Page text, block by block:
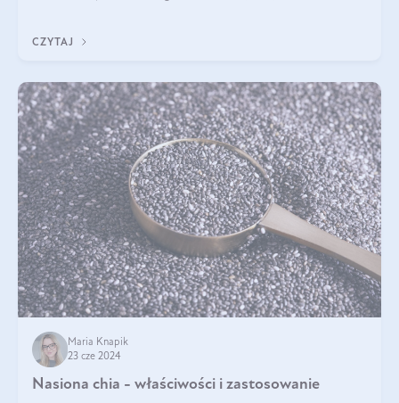
CZYTAJ
Maria Knapik
23 cze 2024
Nasiona chia - właściwości i zastosowanie